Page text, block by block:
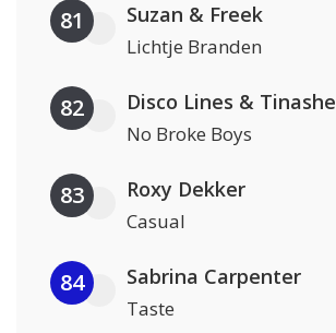
81 Suzan & Freek
Lichtje Branden
82 Disco Lines & Tinashe
No Broke Boys
83 Roxy Dekker
Casual
84 Sabrina Carpenter
Taste